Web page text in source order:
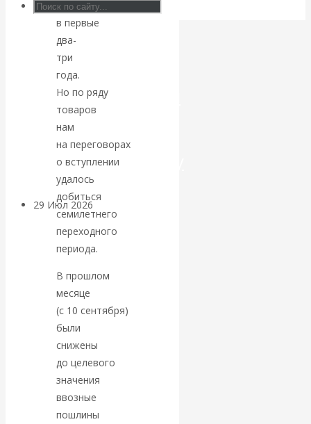
Искусственный
интеллект —
революционный
переход к
посткапитализму
29 Июл 2026Мировая
финансовая олигархия
Катасонов.
«Мировые
ростовщики»:
вчера и сегодня
еще
в первые
два-
три
года.
Но по ряду
товаров
нам
на переговорах
о вступлении
удалось
добиться
семилетнего
переходного
периода.
В прошлом
месяце
(с 10 сентября)
были
снижены
до целевого
значения
ввозные
пошлины